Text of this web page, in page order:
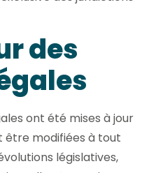
des
ont été mises à jour
être modifiées à tout
législatives,